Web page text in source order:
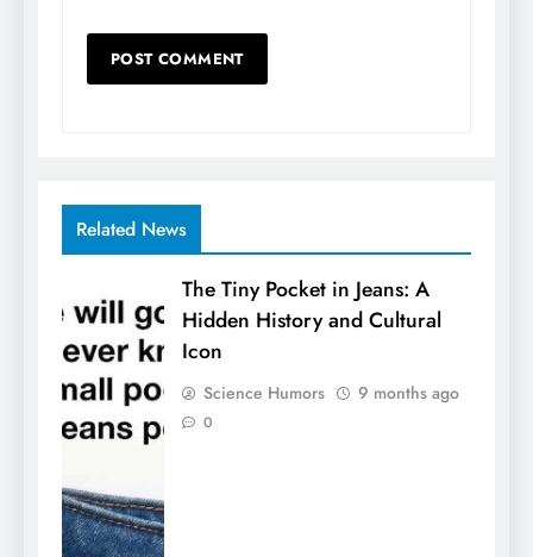
Related News
The Tiny Pocket in Jeans: A
Hidden History and Cultural
Icon
Science Humors 9 months ago
0